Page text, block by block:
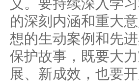
义。要持续深入学
的深刻内涵和重大
想的生动案例和先
保护故事，既要大
展、新成效，也要